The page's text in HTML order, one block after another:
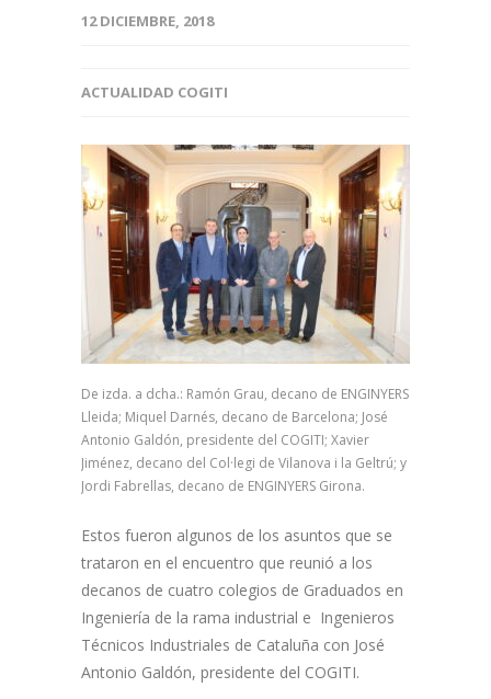
12 DICIEMBRE, 2018
ACTUALIDAD COGITI
De izda. a dcha.: Ramón Grau, decano de ENGINYERS
Lleida; Miquel Darnés, decano de Barcelona; José
Antonio Galdón, presidente del COGITI; Xavier
Jiménez, decano del Col·legi de Vilanova i la Geltrú; y
Jordi Fabrellas, decano de ENGINYERS Girona.
Estos fueron algunos de los asuntos que se
trataron en el encuentro que reunió a los
decanos de cuatro colegios de Graduados en
Ingeniería de la rama industrial e Ingenieros
Técnicos Industriales de Cataluña con José
Antonio Galdón, presidente del COGITI.